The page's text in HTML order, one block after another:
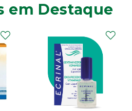
em Destaque